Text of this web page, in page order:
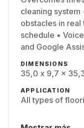
cleaning system
obstacles in real
schedule •
and Google
DIMENSIONS
35,0 x 9,7 x
APPLICATION
All types of